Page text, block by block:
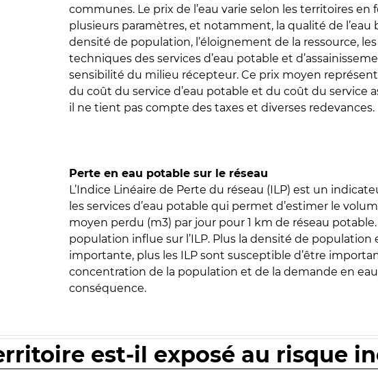
communes. Le prix de l’eau varie selon les territoires en
plusieurs paramètres, et notamment, la qualité de l’eau
densité de population, l’éloignement de la ressource,
techniques des services d’eau potable et
sensibilité du milieu récepteur. Ce prix moyen
du coût du service d’eau potable et du coût du service
il ne tient pas compte des taxes et diverses redevances.
Perte en eau potable sur le réseau
L’Indice Linéaire de Perte du réseau (ILP) est un
les services d’eau potable qui permet d’estimer le
moyen perdu (m3) par jour pour 1 km de réseau
population influe sur l’ILP. Plus la densité de population
importante, plus les ILP sont susceptible d’être
concentration de la population et de la demande en
conséquence.
est-il exposé au risque